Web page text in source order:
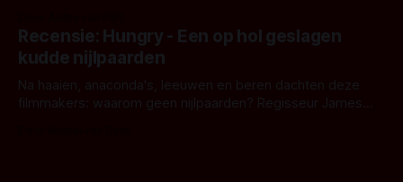
achtergrond, belooft iets kleurrijks maar onheilspellends,
iets ongrijpbaars. En dat maakt De Groen met ieder woord
waar.
Recensie: Hungry - Een op hol geslagen
kudde nijlpaarden
Na haaien, anaconda's, leeuwen en beren dachten deze
filmmakers: waarom geen nijlpaarden? Regisseur James